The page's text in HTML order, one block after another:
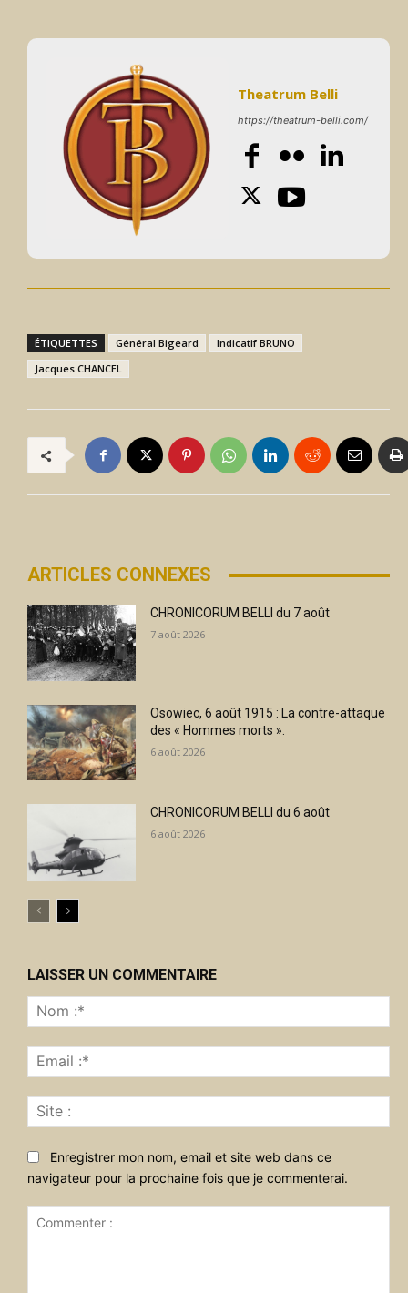
Theatrum Belli
https://theatrum-belli.com/
ÉTIQUETTES Général Bigeard
Indicatif BRUNO
Jacques CHANCEL
ARTICLES CONNEXES
CHRONICORUM BELLI du 7 août
7 août 2026
Osowiec, 6 août 1915 : La contre-attaque
des « Hommes morts ».
6 août 2026
CHRONICORUM BELLI du 6 août
6 août 2026
LAISSER UN COMMENTAIRE
:*
:*
:
Enregistrer mon nom, email et site web dans ce
navigateur pour la prochaine fois que je commenterai.